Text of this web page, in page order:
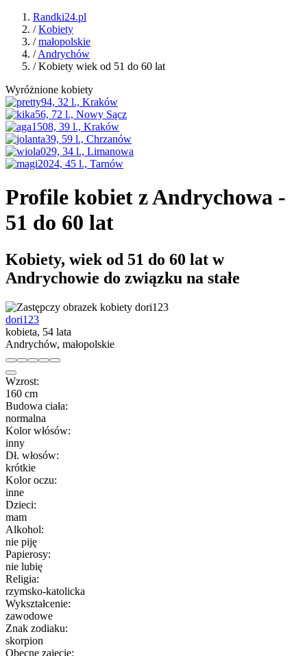
Randki24.pl
/Kobiety
/małopolskie
/Andrychów
/ Kobiety wiek od 51 do 60 lat
Wyróżnione kobiety
Profile kobiet z Andrychowa -
51 do 60 lat
Kobiety, wiek od 51 do 60 lat w
Andrychowie do związku na stałe
dori123
kobieta, 54 lata
Andrychów, małopolskie
Wzrost:
160 cm
Budowa ciała:
normalna
Kolor włósów:
inny
Dł. włosów:
krótkie
Kolor oczu:
inne
Dzieci:
mam
Alkohol:
nie piję
Papierosy:
nie lubię
Religia:
rzymsko-katolicka
Wykształcenie:
zawodowe
Znak zodiaku:
skorpion
Obecne zajęcie: